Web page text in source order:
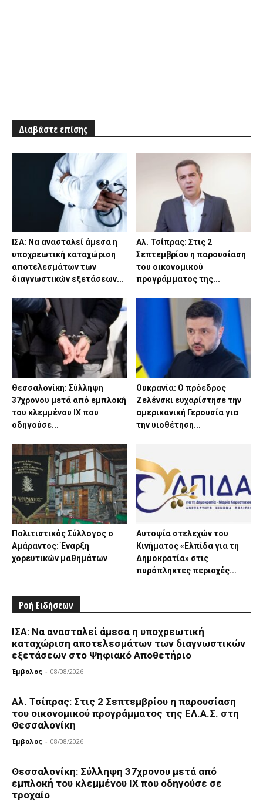
Διαβάστε επίσης
ΙΣΑ: Να ανασταλεί άμεσα η
υποχρεωτική καταχώριση
αποτελεσμάτων των
διαγνωστικών εξετάσεων...
Αλ. Τσίπρας: Στις 2
Σεπτεμβρίου η παρουσίαση
του οικονομικού
προγράμματος της...
Θεσσαλονίκη: Σύλληψη
37χρονου μετά από εμπλοκή
του κλεμμένου ΙΧ που
οδηγούσε...
Ουκρανία: Ο πρόεδρος
Ζελένσκι ευχαρίστησε την
αμερικανική Γερουσία για
την υιοθέτηση...
Πολιτιστικός Σύλλογος ο
Αμάραντος: Έναρξη
χορευτικών μαθημάτων
Αυτοψία στελεχών του
Κινήματος «Ελπίδα για τη
Δημοκρατία» στις
πυρόπληκτες περιοχές...
Ροή Ειδήσεων
ΙΣΑ: Να ανασταλεί άμεσα η υποχρεωτική
καταχώριση αποτελεσμάτων των διαγνωστικών
εξετάσεων στο Ψηφιακό Αποθετήριο
Έμβολος - 08/08/2026
Αλ. Τσίπρας: Στις 2 Σεπτεμβρίου η παρουσίαση
του οικονομικού προγράμματος της ΕΛ.Α.Σ. στη
Θεσσαλονίκη
Έμβολος - 08/08/2026
Θεσσαλονίκη: Σύλληψη 37χρονου μετά από
εμπλοκή του κλεμμένου ΙΧ που οδηγούσε σε
τροχαίο